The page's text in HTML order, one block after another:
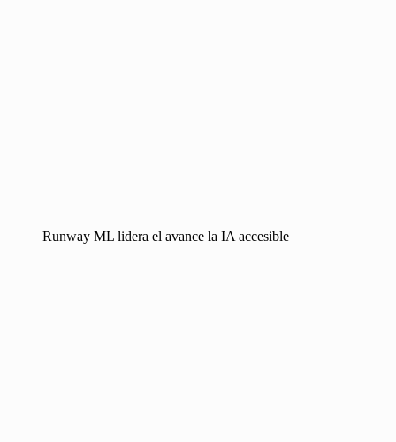
Runway ML lidera el avance la IA accesible